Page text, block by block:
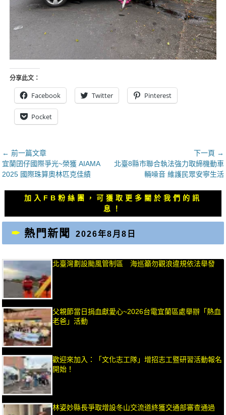
分享此文：
Facebook Twitter Pinterest
Pocket
文
章
導
覽
← 前一篇文章
上
一
宜蘭囝仔國際爭光~榮獲 AIAMA
2025 國際珠算奧林匹克佳績
下一頁 →
下
文
章：
北臺8縣市聯合執法強力取締機動車
輛噪音 維護民眾安寧生活
加入FB粉絲團，可獲取更多關於我們的訊
息！
熱門新聞 2026年8月8日
北臺灣劃設颱風管制區 海巡籲勿觀浪違規依法舉發
父親節當日捐血獻愛心~2026台電宜蘭區處舉辦「熱血
老爸」活動
歡迎來加入：「文化志工隊」增招志工暨研習活動報名
開始！
林姿妙縣長爭取增設冬山交流道終獲交通部審查通過